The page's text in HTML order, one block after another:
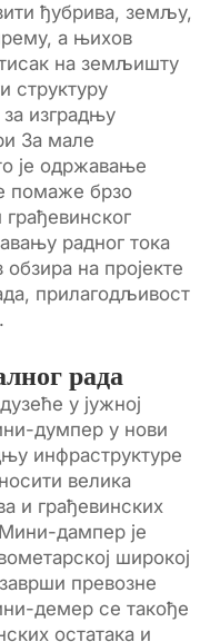
ђубрива, земљу,
а њихов
на земљишту
структуру
изградњу
За мале
је одржавање
помаже брзо
радног тока
на пројекте
прилагодљивост
рада
у јужној
думпер у нови
инфраструктуре
велика
и грађевинских
дампер је
широкој
превозне
демер се такође
остатака и